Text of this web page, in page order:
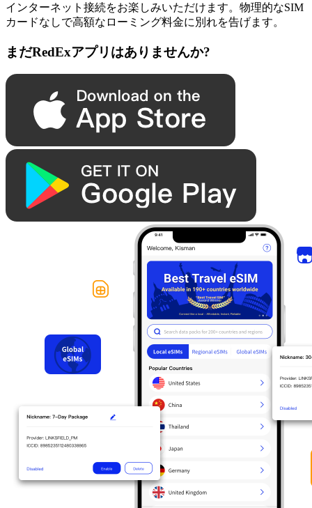
インターネット接続をお楽しみいただけます。物理的なSIM
カードなしで高額なローミング料金に別れを告げます。
まだRedExアプリはありませんか?